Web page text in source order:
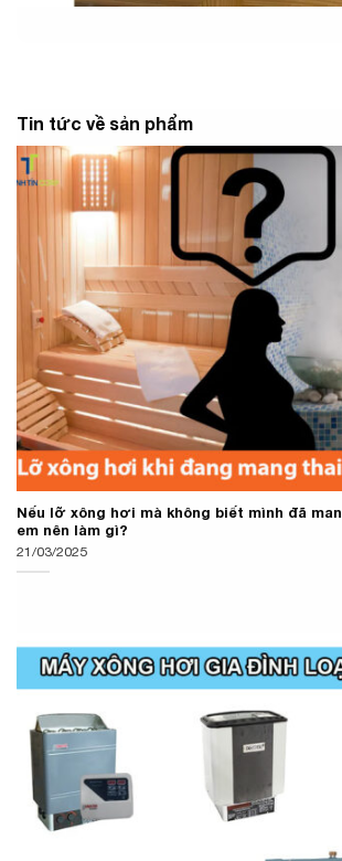
Tin tức về sản phẩm
Nếu lỡ xông hơi mà không biết mình đã
em nên làm gì?
21/03/2025